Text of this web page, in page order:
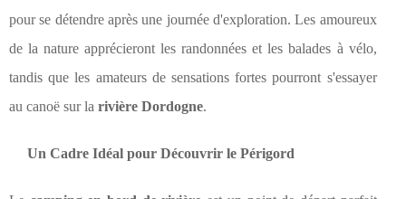
pour se détendre après une journée d'exploration. Les amoureux
de la nature apprécieront les randonnées et les balades à vélo,
tandis que les amateurs de sensations fortes pourront s'essayer
au canoë sur la rivière Dordogne.
Un Cadre Idéal pour Découvrir le Périgord